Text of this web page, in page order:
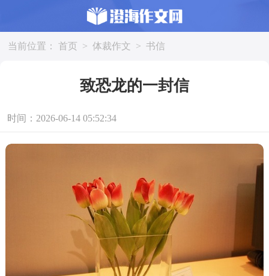
当前位置： 首页 > 体裁作文 > 书信
致恐龙的一封信
时间：2026-06-14 05:52:34